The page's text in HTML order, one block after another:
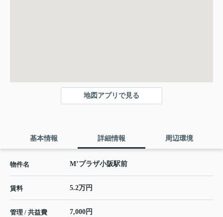
地図アプリで見る
基本情報 詳細情報 周辺環境
物件名 M’プラザ小阪駅前
賃料 5.2万円
管理 / 共益費 7,000円